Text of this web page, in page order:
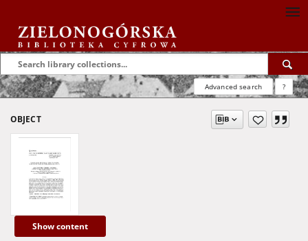
Advanced search ?
OBJECT
Show content